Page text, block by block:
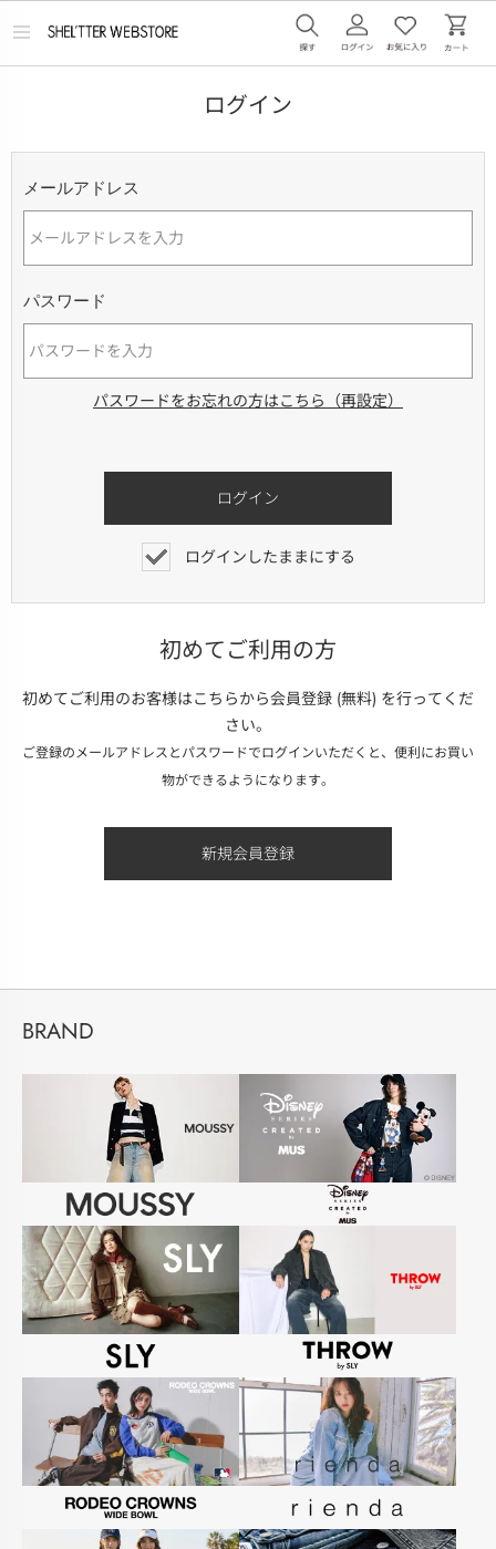
メ
ログイン
メールアドレス
パスワード
パスワードをお忘れの方はこちら（再設定）
ログインしたままにする
初めてご利用の方
初めてご利用のお客様はこちらから会員登録 (無料) を行ってくだ
さい。
ご登録のメールアドレスとパスワードでログインいただくと、便利にお買い
物ができるようになります。
BRAND